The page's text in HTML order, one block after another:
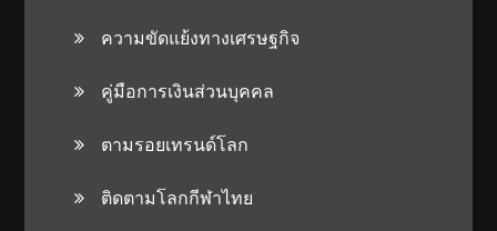
ความขัดแย้งทางเศรษฐกิจ
คู่มือการเงินส่วนบุคคล
ตามรอยเทรนด์โลก
ติดตามโลกกีฬาไทย